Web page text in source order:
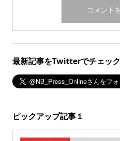
最新記事をTwitterでチェック
ピックアップ記事１